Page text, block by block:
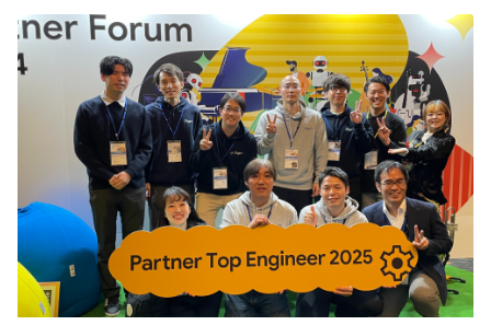
イベント・セミナー
インタビュー
就活成功ガイド
ナレッジ
リファレンス
個人向けプラン
法人向けプラン
学校向けプラン
評価結果一覧
再チャレンジ結果一覧
Tech Team Journal
paiza times
paizaとは？